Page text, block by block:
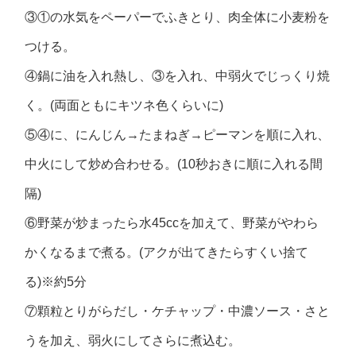
③①の水気をペーパーでふきとり、肉全体に小麦粉を
つける。
④鍋に油を入れ熱し、③を入れ、中弱火でじっくり焼
く。(両面ともにキツネ色くらいに)
⑤④に、にんじん→たまねぎ→ピーマンを順に入れ、
中火にして炒め合わせる。(10秒おきに順に入れる間
隔)
⑥野菜が炒まったら水45ccを加えて、野菜がやわら
かくなるまで煮る。(アクが出てきたらすくい捨て
る)※約5分
⑦顆粒とりがらだし・ケチャップ・中濃ソース・さと
うを加え、弱火にしてさらに煮込む。